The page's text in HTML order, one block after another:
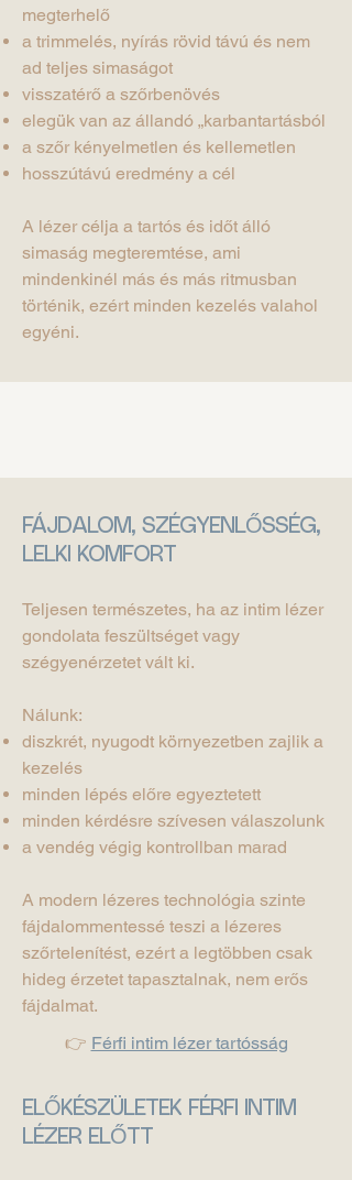
megterhelő
a trimmelés, nyírás rövid távú és nem
ad teljes simaságot
visszatérő a szőrbenövés
elegük van az állandó „karbantartásból
a szőr kényelmetlen és kellemetlen
hosszútávú eredmény a cél
A lézer célja a tartós és időt álló
simaság megteremtése, ami
mindenkinél más és más ritmusban
történik, ezért minden kezelés valahol
egyéni.
FÁJDALOM, SZÉGYENLŐSSÉG,
LELKI KOMFORT
Teljesen természetes, ha az intim lézer
gondolata feszültséget vagy
szégyenérzetet vált ki.
Nálunk:
diszkrét, nyugodt környezetben zajlik a
kezelés
minden lépés előre egyeztetett
minden kérdésre szívesen válaszolunk
a vendég végig kontrollban marad
A modern lézeres technológia szinte
fájdalommentessé teszi a lézeres
szőrtelenítést, ezért a legtöbben csak
hideg érzetet tapasztalnak, nem erős
fájdalmat.
👉 Férfi intim lézer tartósság
ELŐKÉSZÜLETEK FÉRFI INTIM
LÉZER ELŐTT